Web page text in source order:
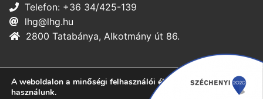
Telefon: +36 34/425-139
lhg@lhg.hu
2800 Tatabánya, Alkotmány út 86.
© 2025 LHG Kft. – Minden jog fenntartva
A weboldalon a minőségi felhasználói élmény érdekében sütiket
használunk.